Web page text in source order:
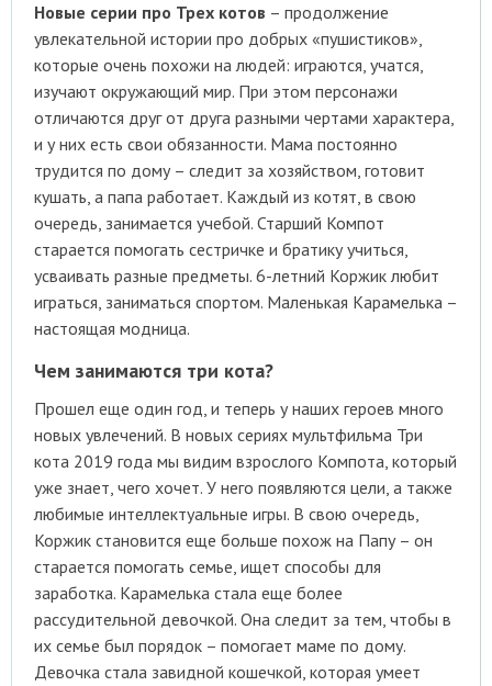
Новые серии про Трех котов – продолжение
увлекательной истории про добрых «пушистиков»,
которые очень похожи на людей: играются, учатся,
изучают окружающий мир. При этом персонажи
отличаются друг от друга разными чертами характера,
и у них есть свои обязанности. Мама постоянно
трудится по дому – следит за хозяйством, готовит
кушать, а папа работает. Каждый из котят, в свою
очередь, занимается учебой. Старший Компот
старается помогать сестричке и братику учиться,
усваивать разные предметы. 6-летний Коржик любит
играться, заниматься спортом. Маленькая Карамелька –
настоящая модница.
Чем занимаются три кота?
Прошел еще один год, и теперь у наших героев много
новых увлечений. В новых сериях мультфильма Три
кота 2019 года мы видим взрослого Компота, который
уже знает, чего хочет. У него появляются цели, а также
любимые интеллектуальные игры. В свою очередь,
Коржик становится еще больше похож на Папу – он
старается помогать семье, ищет способы для
заработка. Карамелька стала еще более
рассудительной девочкой. Она следит за тем, чтобы в
их семье был порядок – помогает маме по дому.
Девочка стала завидной кошечкой, которая умеет